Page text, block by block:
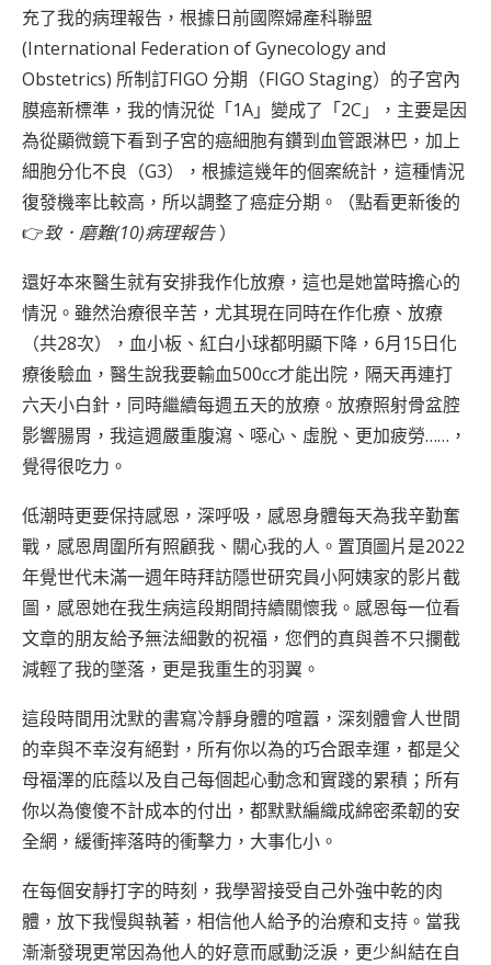
充了我的病理報告，根據日前國際婦產科聯盟
(International Federation of Gynecology and
Obstetrics) 所制訂FIGO 分期（FIGO Staging）的子宮內
膜癌新標準，我的情況從「1A」變成了「2C」，主要是因
為從顯微鏡下看到子宮的癌細胞有鑽到血管跟淋巴，加上
細胞分化不良（G3），根據這幾年的個案統計，這種情況
復發機率比較高，所以調整了癌症分期。（點看更新後的
👉致．磨難(10)病理報告）
還好本來醫生就有安排我作化放療，這也是她當時擔心的
情況。雖然治療很辛苦，尤其現在同時在作化療、放療
（共28次），血小板、紅白小球都明顯下降，6月15日化
療後驗血，醫生說我要輸血500cc才能出院，隔天再連打
六天小白針，同時繼續每週五天的放療。放療照射骨盆腔
影響腸胃，我這週嚴重腹瀉、噁心、虛脫、更加疲勞……，
覺得很吃力。
低潮時更要保持感恩，深呼吸，感恩身體每天為我辛勤奮
戰，感恩周圍所有照顧我、關心我的人。置頂圖片是2022
年覺世代未滿一週年時拜訪隱世研究員小阿姨家的影片截
圖，感恩她在我生病這段期間持續關懷我。感恩每一位看
文章的朋友給予無法細數的祝福，您們的真與善不只攔截
減輕了我的墜落，更是我重生的羽翼。
這段時間用沈默的書寫冷靜身體的喧囂，深刻體會人世間
的幸與不幸沒有絕對，所有你以為的巧合跟幸運，都是父
母福澤的庇蔭以及自己每個起心動念和實踐的累積；所有
你以為傻傻不計成本的付出，都默默編織成綿密柔韌的安
全網，緩衝摔落時的衝擊力，大事化小。
在每個安靜打字的時刻，我學習接受自己外強中乾的肉
體，放下我慢與執著，相信他人給予的治療和支持。當我
漸漸發現更常因為他人的好意而感動泛淚，更少糾結在自